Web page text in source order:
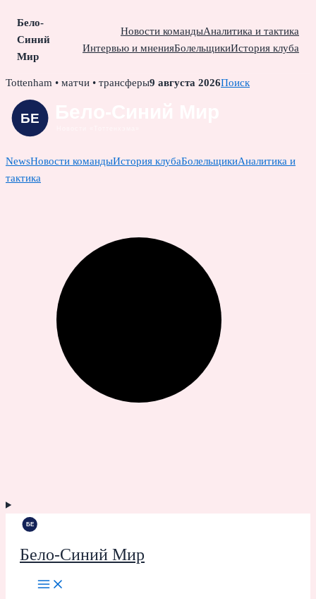
Бело-
Синий
Мир
Новости командыАналитика и тактика
Интервью и мненияБолельщикиИстория клуба
Skip
content
Tottenham • матчи • трансферы9 августа 2026Поиск
NewsНовости командыИстория клубаБолельщикиАналитика и
тактика
Бело-Синий Мир